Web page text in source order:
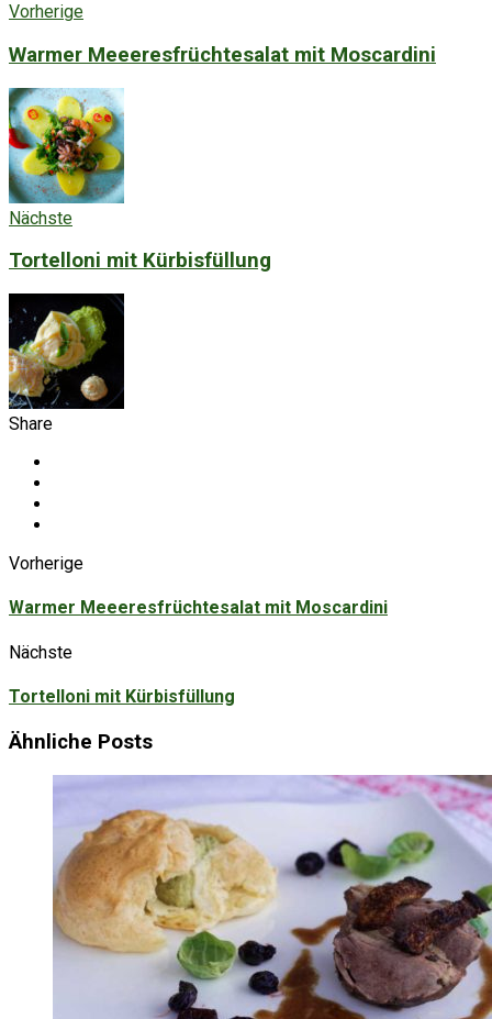
Vorherige
Warmer Meeeresfrüchtesalat mit Moscardini
Nächste
Tortelloni mit Kürbisfüllung
Share
Vorherige
Warmer Meeeresfrüchtesalat mit Moscardini
Nächste
Tortelloni mit Kürbisfüllung
Ähnliche Posts